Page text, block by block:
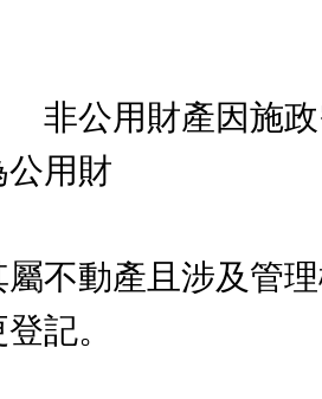
公用財產因施政
用財
不動產且涉及管
記。